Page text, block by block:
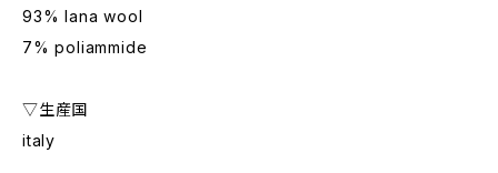
93% lana wool
7% poliammide
▽生産国
italy